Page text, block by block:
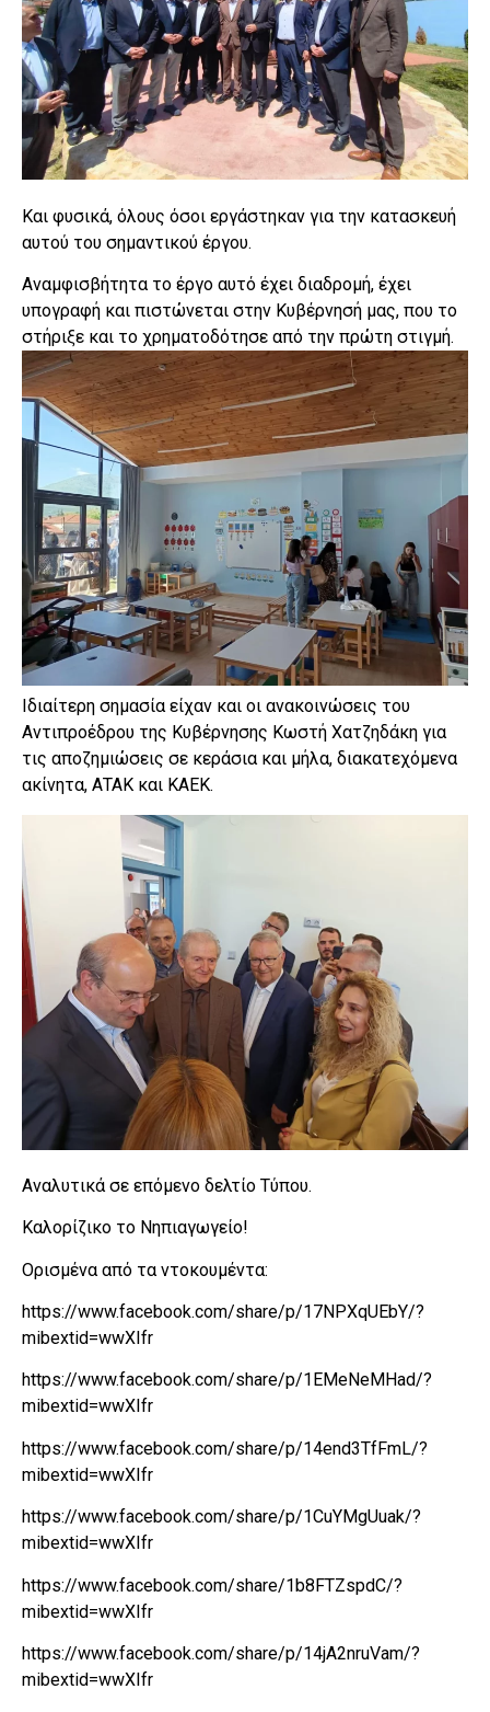
Και φυσικά, όλους όσοι εργάστηκαν για την κατασκευή
αυτού του σημαντικού έργου.
Αναμφισβήτητα το έργο αυτό έχει διαδρομή, έχει
υπογραφή και πιστώνεται στην Κυβέρνησή μας, που το
στήριξε και το χρηματοδότησε από την πρώτη στιγμή.
Ιδιαίτερη σημασία είχαν και οι ανακοινώσεις του
Αντιπροέδρου της Κυβέρνησης Κωστή Χατζηδάκη για
τις αποζημιώσεις σε κεράσια και μήλα, διακατεχόμενα
ακίνητα, ΑΤΑΚ και ΚΑΕΚ.
Αναλυτικά σε επόμενο δελτίο Τύπου.
Καλορίζικο το Νηπιαγωγείο!
Ορισμένα από τα ντοκουμέντα:
https://www.facebook.com/share/p/17NPXqUEbY/?
mibextid=wwXIfr
https://www.facebook.com/share/p/1EMeNeMHad/?
mibextid=wwXIfr
https://www.facebook.com/share/p/14end3TfFmL/?
mibextid=wwXIfr
https://www.facebook.com/share/p/1CuYMgUuak/?
mibextid=wwXIfr
https://www.facebook.com/share/1b8FTZspdC/?
mibextid=wwXIfr
https://www.facebook.com/share/p/14jA2nruVam/?
mibextid=wwXIfr